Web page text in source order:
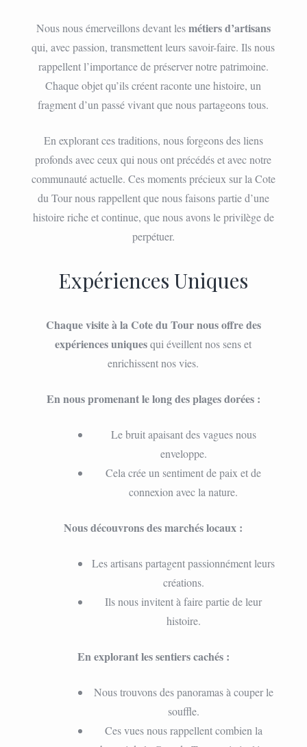
Nous nous émerveillons devant lesmétiers d’artisans
qui, avec passion, transmettent leurs savoir-faire. Ils nous
rappellent l’importance de préserver notre patrimoine.
Chaque objet qu’ils créent raconte une histoire, un
fragment d’un passé vivant que nous partageons tous.
En explorant ces traditions, nous forgeons des liens
profonds avec ceux qui nous ont précédés et avec notre
communauté actuelle. Ces moments précieux sur la Cote
du Tour nous rappellent que nous faisons partie d’une
histoire riche et continue, que nous avons le privilège de
perpétuer.
Expériences Uniques
Chaque visite à la Cote du Tour nous offre des
expériences uniquesqui éveillent nos sens et
enrichissent nos vies.
En nous promenant le long des plages dorées :
Le bruit apaisant des vagues nous
enveloppe.
Cela crée un sentiment de paix et de
connexion avec la nature.
Nous découvrons des marchés locaux :
Les artisans partagent passionnément leurs
créations.
Ils nous invitent à faire partie de leur
histoire.
En explorant les sentiers cachés :
Nous trouvons des panoramas à couper le
souffle.
Ces vues nous rappellent combien la